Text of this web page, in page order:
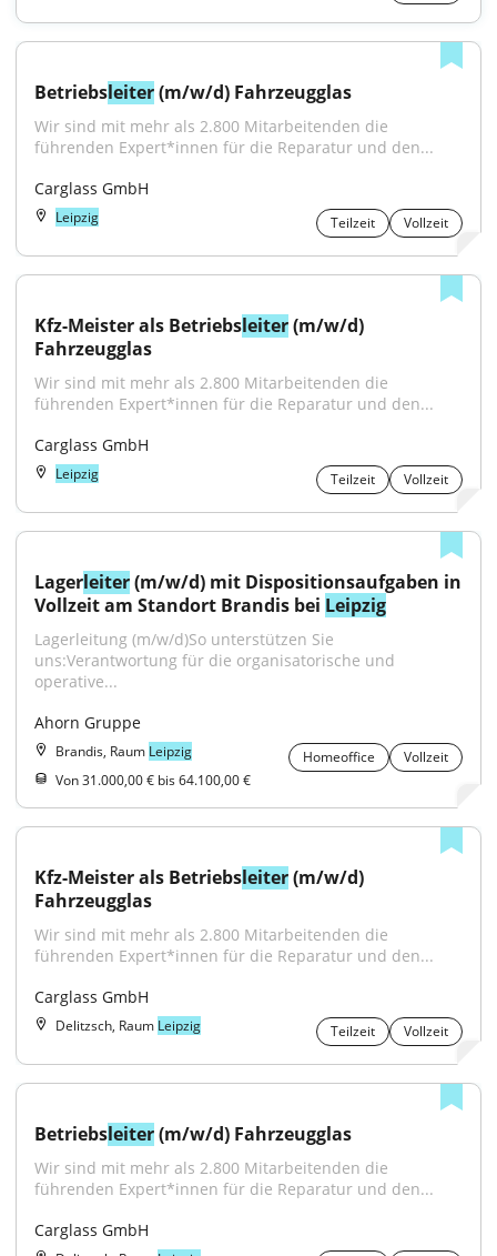
Betriebsleiter (m/w/d) Fahrzeugglas
Wir sind mit mehr als 2.800 Mitarbeitenden die
führenden Expert*innen für die Reparatur und den...
Carglass GmbH
Leipzig Teilzeit Vollzeit
Kfz-Meister als Betriebsleiter (m/w/d)
Fahrzeugglas
Wir sind mit mehr als 2.800 Mitarbeitenden die
führenden Expert*innen für die Reparatur und den...
Carglass GmbH
Leipzig Teilzeit Vollzeit
Lagerleiter (m/w/d) mit Dispositionsaufgaben in
Vollzeit am Standort Brandis bei Leipzig
Lagerleitung (m/w/d)So unterstützen Sie
uns:Verantwortung für die organisatorische und
operative...
Ahorn Gruppe
Brandis, Raum Leipzig Homeoffice
Vollzeit
Von 31.000,00 € bis 64.100,00 €
Kfz-Meister als Betriebsleiter (m/w/d)
Fahrzeugglas
Wir sind mit mehr als 2.800 Mitarbeitenden die
führenden Expert*innen für die Reparatur und den...
Carglass GmbH
Delitzsch, Raum Leipzig Teilzeit Vollzeit
Betriebsleiter (m/w/d) Fahrzeugglas
Wir sind mit mehr als 2.800 Mitarbeitenden die
führenden Expert*innen für die Reparatur und den...
Carglass GmbH